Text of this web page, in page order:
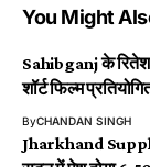
You Might
Sahibganj के रितेश
शॉर्ट फिल्म
ByCHANDAN SINGH
Jharkhand